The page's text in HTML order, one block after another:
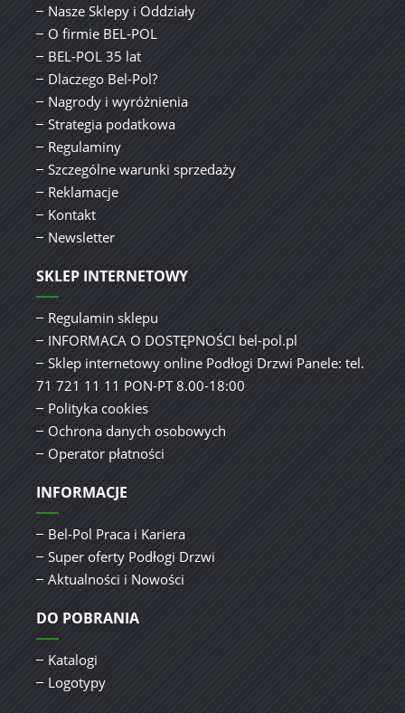
Nasze Sklepy i Oddziały
O firmie BEL-POL
BEL-POL 35 lat
Dlaczego Bel-Pol?
Nagrody i wyróżnienia
Strategia podatkowa
Regulaminy
Szczególne warunki sprzedaży
Reklamacje
Kontakt
Newsletter
SKLEP INTERNETOWY
Regulamin sklepu
INFORMACA O DOSTĘPNOŚCI bel-pol.pl
Sklep internetowy online Podłogi Drzwi Panele: tel.
71 721 11 11 PON-PT 8.00-18:00
Polityka cookies
Ochrona danych osobowych
Operator płatności
INFORMACJE
Bel-Pol Praca i Kariera
Super oferty Podłogi Drzwi
Aktualności i Nowości
DO POBRANIA
Katalogi
Logotypy